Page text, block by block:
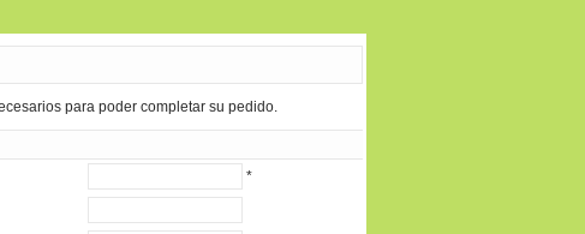
para poder completar su pedido.
*